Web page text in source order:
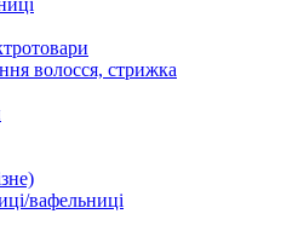
волосся, стрижка
вафельниці